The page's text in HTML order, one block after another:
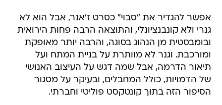
אפשר להגדיר את "סבוי" כסרט ז'אנר, אבל הוא לא
גנרי ולא קונבנציונלי, והתוצאה הרבה פחות הירואית
ובומבסטית מן הנהוג בסוגה, והרבה יותר מאופקת
ומורכבת. וגנר לא מוותרת על בניית המתח ועל
תיאור הדרמה, אבל שמה דגש על העיצוב האנושי
של הדמויות, כולל המחבלים, ובעיקר על מסגור
הסיפור הזה בתוך קונטקסט פוליטי וחברתי.